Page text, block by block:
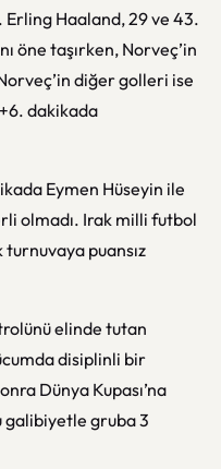
Erling Haaland, 29 ve 43.
öne taşırken, Norveç’in
diğer golleri ise
dakikada
Eymen Hüseyin ile
olmadı. Irak milli futbol
puansız
elinde tutan
disiplinli bir
Dünya Kupası’na
galibiyetle gruba 3